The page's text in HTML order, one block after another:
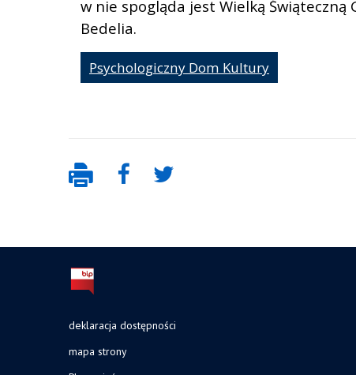
w nie spogląda jest Wielką Świąteczną
Bedelia.
Psychologiczny Dom Kultury
deklaracja dostępności
mapa strony